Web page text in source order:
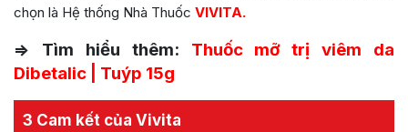
chọn là Hệ thống Nhà Thuốc VIVITA.
=> Tìm hiểu thêm: Thuốc mỡ trị viêm da
Dibetalic | Tuýp 15g
3 Cam kết của Vivita